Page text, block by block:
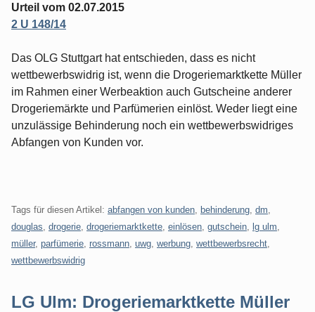
Urteil vom 02.07.2015
2 U 148/14
Das OLG Stuttgart hat entschieden, dass es nicht
wettbewerbswidrig ist, wenn die Drogeriemarktkette Müller
im Rahmen einer Werbeaktion auch Gutscheine anderer
Drogeriemärkte und Parfümerien einlöst. Weder liegt eine
unzulässige Behinderung noch ein wettbewerbswidriges
Abfangen von Kunden vor.
Tags für diesen Artikel: abfangen von kunden behinderung dm
douglas drogerie drogeriemarktkette einlösen gutschein lg ulm
müller, parfümerie rossmann uwg werbung wettbewerbsrecht
wettbewerbswidrig
LG Ulm: Drogeriemarktkette Müller